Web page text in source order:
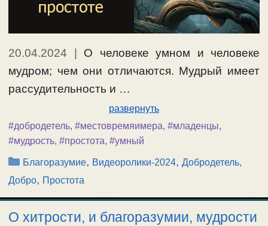
20.04.2024
О человеке умном и человеке
мудром; чем они отличаются. Мудрый имеет
рассудительность и …
развернуть
#добродетель, #местовремяимера, #младенцы,
#мудрость, #простота, #умный
Рубрики
Благоразумие, Видеоролики-2024,Добродетель,
Добро, Простота
О хитрости, и благоразумии, мудрости